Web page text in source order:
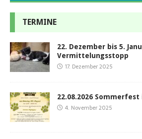
TERMINE
22. Dezember bis 5.
Vermittelungsstopp
17. Dezember 2025
22.08.2026
4. November 2025